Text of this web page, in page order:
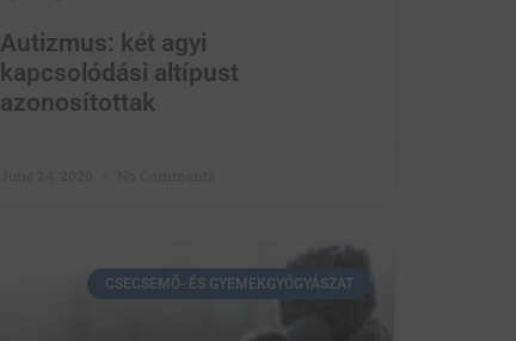
Autizmus: két agyi
kapcsolódási altípust
azonosítottak
CSECSEMŐ- ÉS GYEMEKGYÓGYÁSZAT